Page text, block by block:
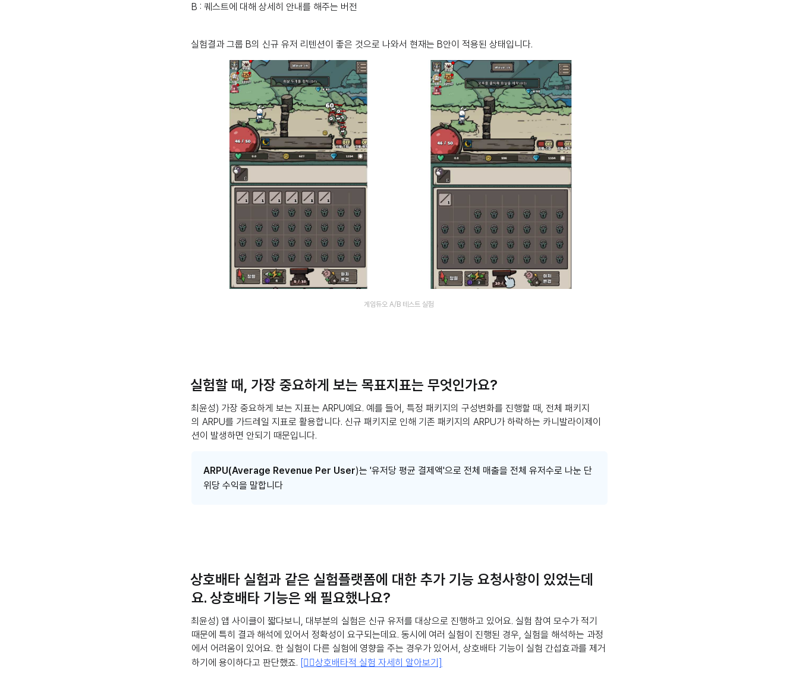
B : 퀘스트에 대해 상세히 안내를 해주는 버전
실험결과 그룹 B의 신규 유저 리텐션이 좋은 것으로 나와서 현재는 B안이 적용된 상태입니다.
게임듀오 A/B 테스트 실험
실험할 때, 가장 중요하게 보는 목표지표는 무엇인가요?
최윤성) 가장 중요하게 보는 지표는 ARPU예요. 예를 들어, 특정 패키지의 구성변화를 진행할 때, 전체 패키지
의 ARPU를 가드레일 지표로 활용합니다. 신규 패키지로 인해 기존 패키지의 ARPU가 하락하는 카니발라이제이
션이 발생하면 안되기 때문입니다.
ARPU(Average Revenue Per User)는 '유저당 평균 결제액'으로 전체 매출을 전체 유저수로 나눈 단
위당 수익을 말합니다
상호배타 실험과 같은 실험플랫폼에 대한 추가 기능 요청사항이 있었는데
요. 상호배타 기능은 왜 필요했나요?
최윤성) 앱 사이클이 짧다보니, 대부분의 실험은 신규 유저를 대상으로 진행하고 있어요. 실험 참여 모수가 적기
때문에 특히 결과 해석에 있어서 정확성이 요구되는데요. 동시에 여러 실험이 진행된 경우, 실험을 해석하는 과정
에서 어려움이 있어요. 한 실험이 다른 실험에 영향을 주는 경우가 있어서, 상호배타 기능이 실험 간섭효과를 제거
하기에 용이하다고 판단했죠.
[👉🏻상호배타적 실험 자세히 알아보기]